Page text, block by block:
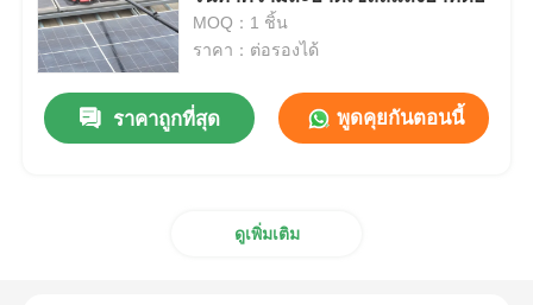
เครื่องแปรงทําความสะอาดแผ่นแสงอาทิตย์
เครื่องแปรงหมุนแผ่นแสงอาทิตย์
MOQ：1 ชิ้น
ราคา：ต่อรองได้
ราคาถูกที่สุด พูดคุยกันตอนนี้
ดูเพิ่มเติม